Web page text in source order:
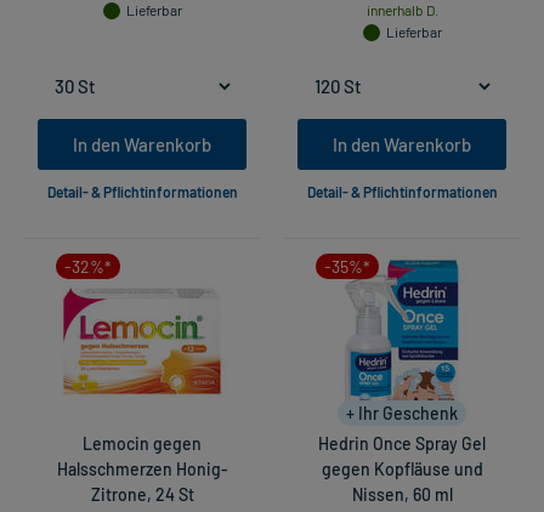
Lieferbar
In den Warenkorb
Detail- & Pflichtinformationen
innerhalb D.
Lieferbar
In den Warenkorb
Detail- & Pflichtinformationen
-32%*
Lemocin gegen
Halsschmerzen Honig-
Zitrone, 24 St
-35%*
+ Ihr Geschenk
Hedrin Once Spray Gel
gegen Kopfläuse und
Nissen, 60 ml